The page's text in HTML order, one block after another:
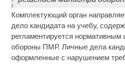
Комплектующий орган
дело кандидата на учебу,
регламентируется нормативным
обороны ПМР. Личные дела
оформленные с нарушением